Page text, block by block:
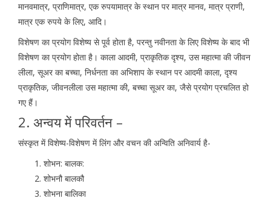
मानवमात्र, प्राणिमात्र, एक रुपयामात्र के स्थान पर मात्र मानव, मात्र प्राणी,
मात्र एक रुपये के लिए, आदि।
विशेषण का प्रयोग विशेष्य से पूर्व होता है, परन्तु नवीनता के लिए विशेष्य के बाद भी
विशेषण का प्रयोग होता है। काला आदमी, प्राकृतिक दृश्य, उस महात्मा की जीवन
लीला, सूअर का बच्चा, निर्धनता का अभिशाप के स्थान पर आदमी काला, दृश्य
प्राकृतिक, जीवनलीला उस महात्मा की, बच्चा सूअर का, जैसे प्रयोग प्रचलित हो
गए हैं।
2. अन्वय में परिवर्तन –
संस्कृत में विशेष्य-विशेषण में लिंग और वचन की अन्विति अनिवार्य है-
शोभन: बालक:
शोभनौ बालकौ
शोभना बालिका